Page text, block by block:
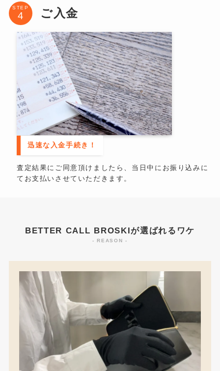
STEP ご入金
迅速な入金手続き！
査定結果にご同意頂けましたら、当日中にお振り込みに
てお支払いさせていただきます。
BETTER CALL BROSKIが選ばれるワケ
- REASON -